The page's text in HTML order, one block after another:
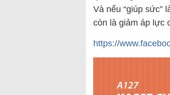
Và nếu “giúp sức”
còn là giảm áp lực
https://